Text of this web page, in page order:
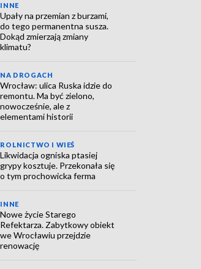
INNE
Upały na przemian z burzami,
do tego permanentna susza.
Dokąd zmierzają zmiany
klimatu?
NA DROGACH
Wrocław: ulica Ruska idzie do
remontu. Ma być zielono,
nowocześnie, ale z
elementami historii
ROLNICTWO I WIEŚ
Likwidacja ogniska ptasiej
grypy kosztuje. Przekonała się
o tym prochowicka ferma
INNE
Nowe życie Starego
Refektarza. Zabytkowy obiekt
we Wrocławiu przejdzie
renowację